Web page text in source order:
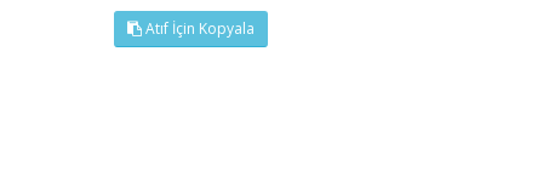
Atıf İçin Kopyala